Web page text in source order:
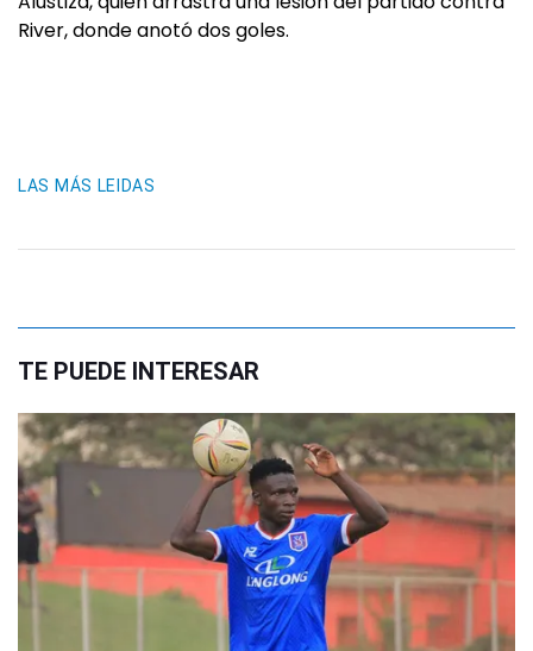
River, donde anotó dos goles.
LAS MÁS LEIDAS
TE PUEDE INTERESAR